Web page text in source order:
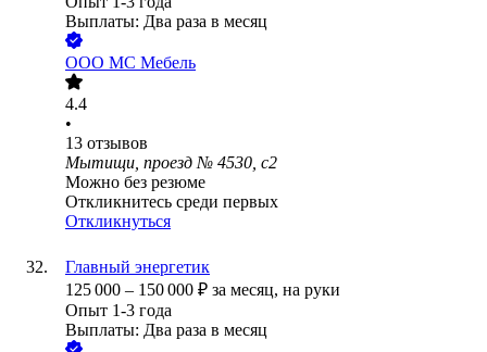
Выплаты: Два раза в месяц
ООО МС Мебель
4.4
•
13 отзывов
Мытищи, проезд № 4530, с2
Можно без резюме
Откликнитесь среди первых
Откликнуться
Главный энергетик
125 000 – 150 000 ₽ за месяц, на руки
Опыт 1-3 года
Выплаты: Два раза в месяц